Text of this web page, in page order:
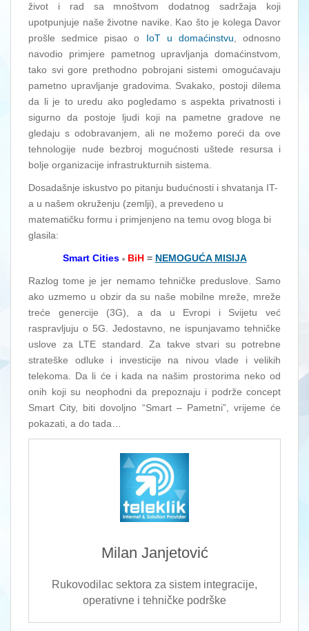
život i rad sa mnoštvom dodatnog sadržaja koji
upotpunjuje naše životne navike. Kao što je kolega Davor
prošle sedmice pisao o IoT u domaćinstvu, odnosno
navodio primjere pametnog upravljanja domaćinstvom,
tako svi gore prethodno pobrojani sistemi omogućavaju
pametno upravljanje gradovima. Svakako, postoji dilema
da li je to uredu ako pogledamo s aspekta privatnosti i
sigurno da postoje ljudi koji na pametne gradove ne
gledaju s odobravanjem, ali ne možemo poreći da ove
tehnologije nude bezbroj mogućnosti uštede resursa i
bolje organizacije infrastrukturnih sistema.
Dosadašnje iskustvo po pitanju budućnosti i shvatanja IT-
a u našem okruženju (zemlji), a prevedeno u
matematičku formu i primjenjeno na temu ovog bloga bi
glasila:
Smart Cities *BiH= NEMOGUĆA MISIJA
Razlog tome je jer nemamo tehničke preduslove. Samo
ako uzmemo u obzir da su naše mobilne mreže, mreže
treće genercije (3G), a da u Evropi i Svijetu već
raspravljuju o 5G. Jedostavno, ne ispunjavamo tehničke
uslove za LTE standard. Za takve stvari su potrebne
strateške odluke i investicije na nivou vlade i velikih
telekoma. Da li će i kada na našim prostorima neko od
onih koji su neophodni da prepoznaju i podrže concept
Smart City, biti dovoljno “Smart – Pametni”, vrijeme će
pokazati, a do tada…
Milan Janjetović
Rukovodilac sektora za sistem integracije,
operativne i tehničke podrške